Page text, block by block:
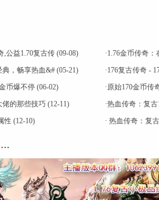
,公益1.70复古传 (09-08) ·​1.76金币传奇
典，畅享热血&# (05-21) ·176复古传奇 -
币爆不停 (06-02) ·原始170金币传
佬的那些技巧 (12-11) ·热血传奇：复
性 (12-10) · 热血传奇：复